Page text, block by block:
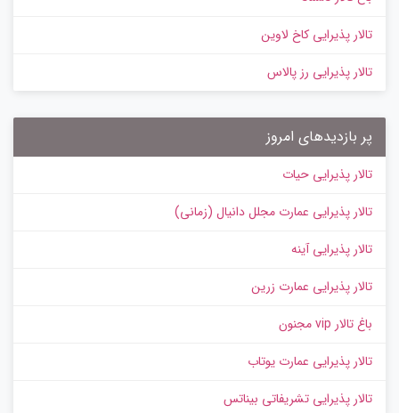
تالار پذیرایی کاخ لاوین
تالار پذیرایی رز پالاس
پر بازدیدهای امروز
تالار پذیرایی حیات
تالار پذیرایی عمارت مجلل دانیال (زمانی)
تالار پذیرایی آینه
تالار پذیرایی عمارت زرین
باغ تالار vip مجنون
تالار پذیرایی عمارت یوتاب
تالار پذیرایی تشریفاتی بیناتس